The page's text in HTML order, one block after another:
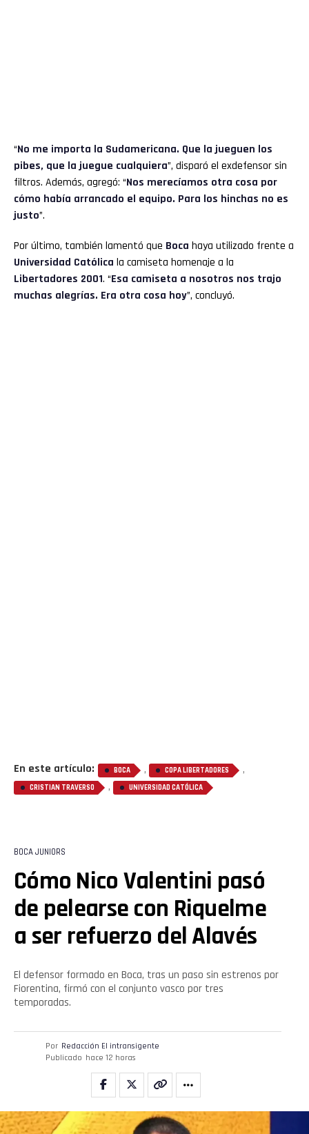
“No me importa la Sudamericana. Que la jueguen los
pibes, que la juegue cualquiera”, disparó el exdefensor sin
filtros. Además, agregó: “Nos merecíamos otra cosa por
cómo había arrancado el equipo. Para los hinchas no es
justo”.
Por último, también lamentó que Boca haya utilizado frente a
Universidad Católica la camiseta homenaje a la
Libertadores 2001. “Esa camiseta a nosotros nos trajo
muchas alegrías. Era otra cosa hoy”, concluyó.
En este artículo: BOCA , COPA LIBERTADORES ,
CRISTIAN TRAVERSO , UNIVERSIDAD CATÓLICA
BOCA JUNIORS
Cómo Nico Valentini pasó
de pelearse con Riquelme
a ser refuerzo del Alavés
El defensor formado en Boca, tras un paso sin estrenos por
Fiorentina, firmó con el conjunto vasco por tres
temporadas.
Por Redacción El intransigente
Publicado hace 12 horas
Flipboard
Reddit
Pinterest
Whatsapp